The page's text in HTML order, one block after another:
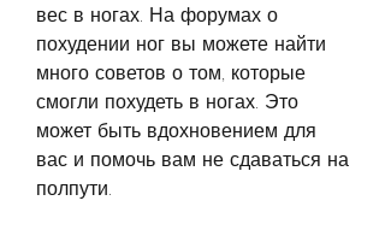
вес в ногах. На форумах о
похудении ног вы можете найти
много советов о том, которые
смогли похудеть в ногах. Это
может быть вдохновением для
вас и помочь вам не сдаваться на
полпути.